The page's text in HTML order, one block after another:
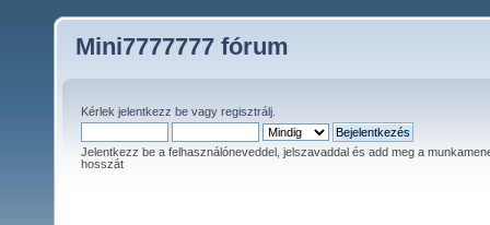
Mini7777777 fórum
Kérlek jelentkezz be vagy regisztrálj
Jelentkezz be a felhasználóneveddel, jelszavaddal és add meg a
hosszát